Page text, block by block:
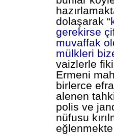
dolaşarak “
gerekirse
muvaffak
mülkleri
vaizlerle
Ermeni
birlerce
alenen
polis ve
nüfusu